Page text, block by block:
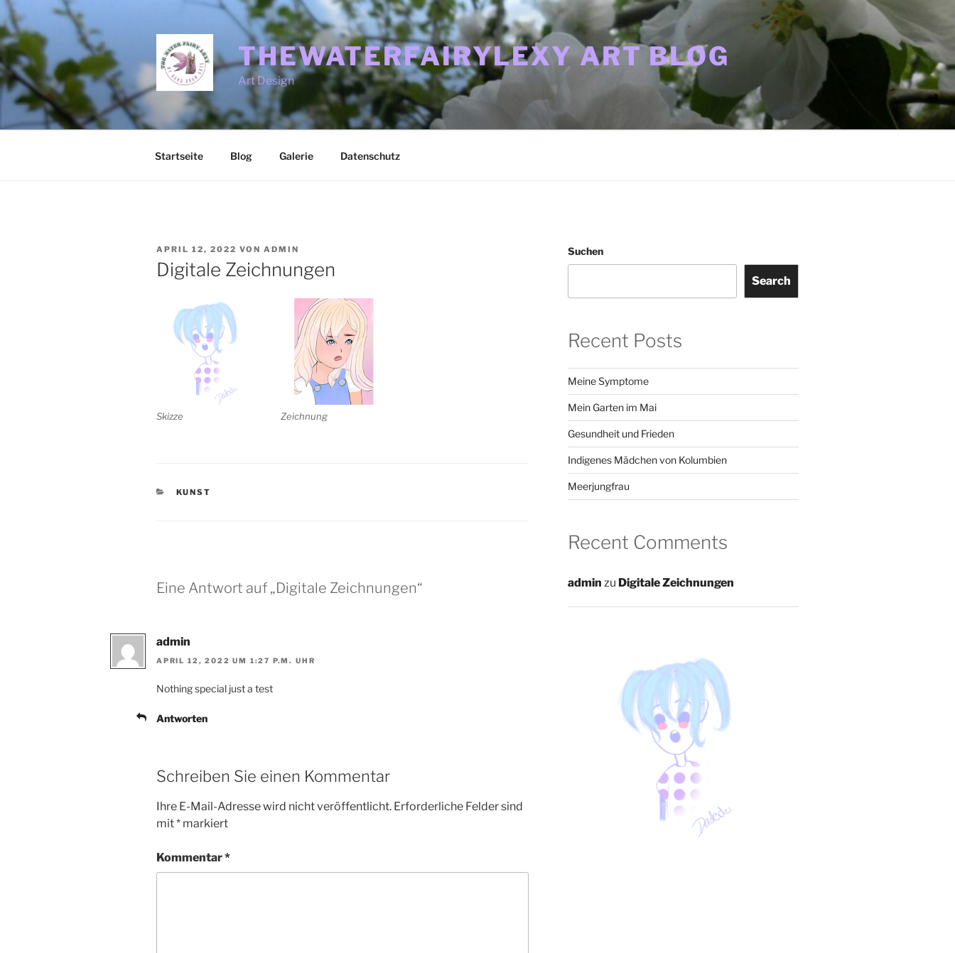
Zum
Inhalt
springen
THEWATERFAIRYLEXY ART BLOG
Art Design
Startseite Blog Galerie Datenschutz
VERÖFFENTLICHT
AM
APRIL 12, 2022 VON ADMIN
Digitale Zeichnungen
Skizze Zeichnung
KATEGORIEN
KUNST
Eine Antwort auf „Digitale Zeichnungen“
admin
APRIL 12, 2022 UM 1:27 P.M. UHR
Nothing special just a test
Antworten
Schreiben Sie einen Kommentar
Ihre E-Mail-Adresse wird nicht veröffentlicht. Erforderliche Felder sind
mit* markiert
Kommentar*
Suchen
Search
Recent Posts
Meine Symptome
Mein Garten im Mai
Gesundheit und Frieden
Indigenes Mädchen von Kolumbien
Meerjungfrau
Recent Comments
admin zu Digitale Zeichnungen